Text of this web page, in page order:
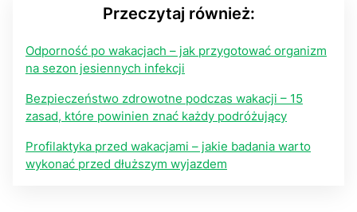
Przeczytaj również:
Odporność po wakacjach – jak przygotować organizm
na sezon jesiennych infekcji
Bezpieczeństwo zdrowotne podczas wakacji – 15
zasad, które powinien znać każdy podróżujący
Profilaktyka przed wakacjami – jakie badania warto
wykonać przed dłuższym wyjazdem